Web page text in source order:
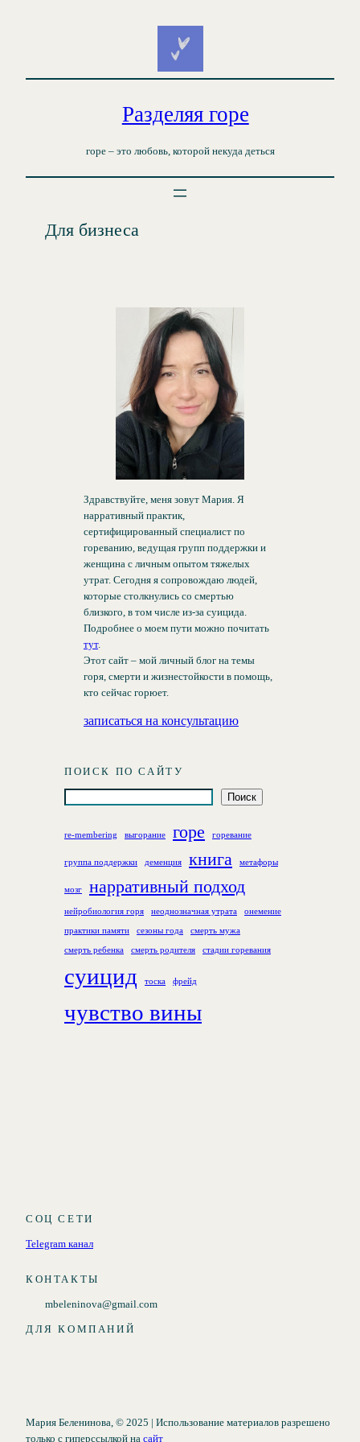
Разделяя горе
горе – это любовь, которой некуда деться
Для бизнеса
Здравствуйте, меня зовут Мария. Я
нарративный практик,
сертифицированный специалист по
гореванию, ведущая групп поддержки и
женщина с личным опытом тяжелых
утрат. Сегодня я сопровождаю людей,
которые столкнулись со смертью
близкого, в том числе из-за суицида.
Подробнее о моем пути можно почитать
тут.
Этот сайт – мой личный блог на темы
горя, смерти и жизнестойкости в помощь,
кто сейчас горюет.
записаться на консультацию
ПОИСК ПО САЙТУ
и
Поиск
re-membering выгорание горе горевание
группа поддержки деменция книга метафоры
мозг нарративный подход
нейробиология горя неоднозначная утрата онемение
практики памяти сезоны года смерть мужа
смерть ребенка смерть родителя стадии горевания
суицид тоска фрейд
чувство вины
СОЦ СЕТИ
Telegram канал
КОНТАКТЫ
mbeleninova@gmail.com
ДЛЯ КОМПАНИЙ
Мария Беленинова, © 2025 | Использование материалов разрешено
только с гиперссылкой на сайт